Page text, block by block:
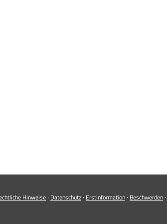
Hinweise · Datenschutz · Erstinformation · Beschwerden ·